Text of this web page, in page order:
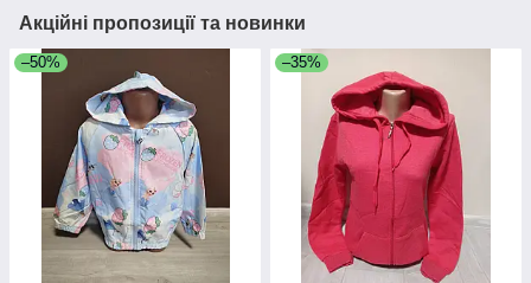
Акційні пропозиції та новинки
–50% –35%